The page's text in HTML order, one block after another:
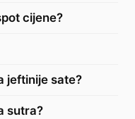
cijene?
jeftinije sate?
sutra?